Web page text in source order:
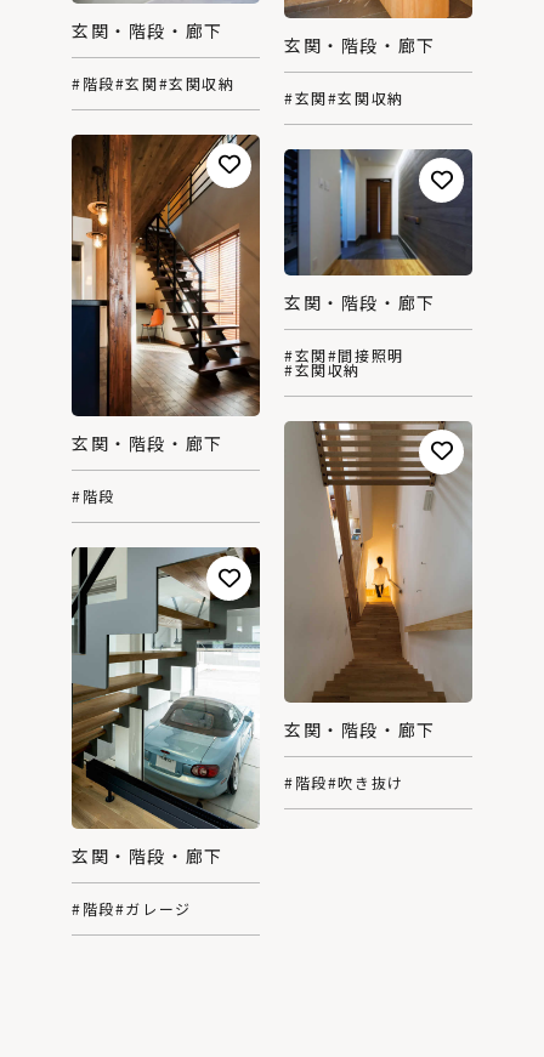
玄関・階段・廊下
#玄関#玄関収納
玄関・階段・廊下
#階段#玄関#玄関収納
玄関・階段・廊下
#階段
玄関・階段・廊下
#玄関#間接照明
#玄関収納
玄関・階段・廊下
#階段#吹き抜け
玄関・階段・廊下
#階段#ガレージ